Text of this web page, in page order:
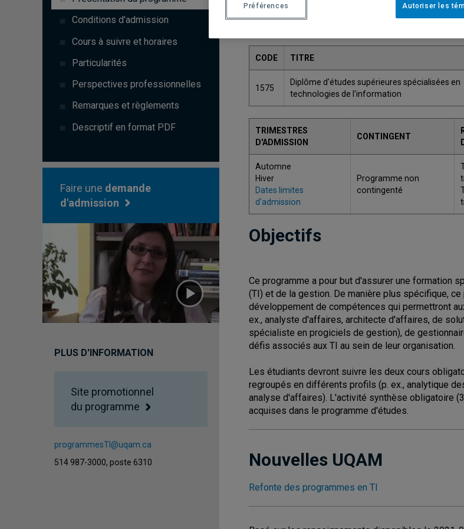
Conditions d'admission
Cours à suivre et horaires
Particularités
Perspectives professionnelles
Remarques et règlements
Descriptif en format PDF
Faire une demande
d'admission
PLUS D'INFORMATION
Site promotionnel
du programme
programmesTI@uqam.ca
514 987-3000, poste 6310
Une version plus récente de ce
CODE TITRE
1575
Diplôme d'études supérieures spécialisées en
technologies de l'information
TRIMESTRES
D'ADMISSION
CONTINGENT
Automne
Hiver
Dates limites
d'admission
Programme non
contingenté
Objectifs
Ce programme a pour but d'assurer une formation
(TI) et de la gestion. De manière plus spécifique,
développement de compétences qui permettront
ex., analyste d'affaires, architecte d'affaires, de
spécialiste en progiciels de gestion), de
défis associés aux TI au sein de leur organisation.
Les étudiants devront suivre les deux cours
regroupés en différents profils (p. ex., analytique
analyse d'affaires). L'activité synthèse obligatoire
acquises dans le programme d'études.
Nouvelles UQAM
Refonte des programmes en TI
Autoriser les
Préférences